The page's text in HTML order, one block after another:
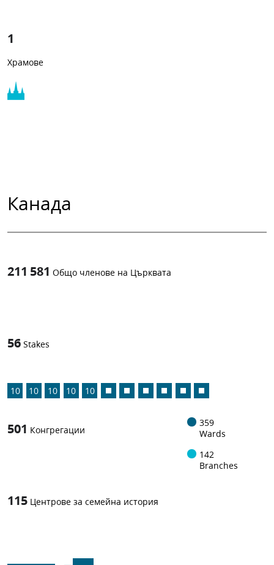
1
Храмове
Канада
211 581 Общо членове на Църквата
56 Stakes
10 10 10 10 10
501 Конгрегации
359
Wards
142
Branches
115 Центрове за семейна история